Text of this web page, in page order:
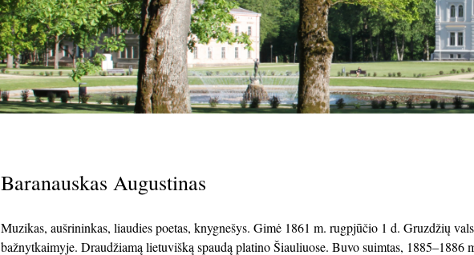
Baranauskas Augustinas
Muzikas, aušrininkas, liaudies poetas, knygnešys. Gimė 1861 m. rugpjūčio 1 d. Gruzdžių
bažnytkaimyje. Draudžiamą lietuvišką spaudą platino Šiauliuose. Buvo suimtas, 1885–1886